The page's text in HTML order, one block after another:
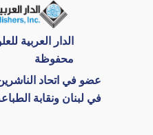
محفوظة
عضو في اتحاد
في لبنان ونقابة